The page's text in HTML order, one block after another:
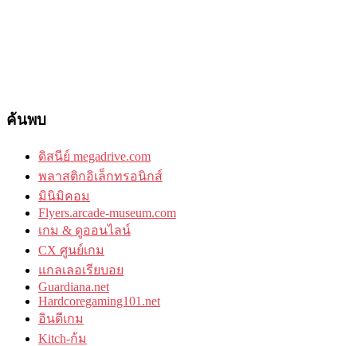
ค้นพบ
ดิสนีย์ megadrive.com
พลาสติกอิเล็กทรอนิกส์
มินิมิคอม
Flyers.arcade-museum.com
เกม & ดูออนไลน์
CX ศูนย์เกม
แกลเลอเรียบอย
Guardiana.net
Hardcoregaming101.net
อินดีเกม
Kitch-ก้ม